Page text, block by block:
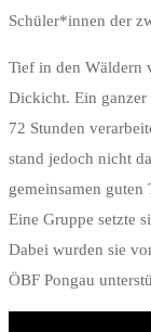
Schüler*innen der
Tief in den Wäldern
Dickicht. Ein
72 Stunden
stand jedoch nicht
gemeinsamen guten
Eine Gruppe setzte
Dabei wurden sie
ÖBF Pongau